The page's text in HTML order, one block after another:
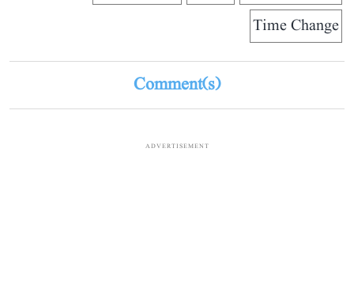
Time Change
Comment(s)
ADVERTISEMENT